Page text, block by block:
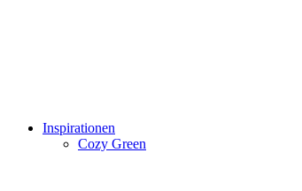
Inspirationen
Cozy Green